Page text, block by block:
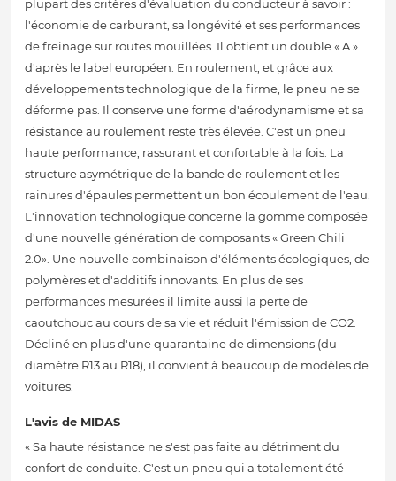
plupart des critères d'évaluation du conducteur à savoir :
l'économie de carburant, sa longévité et ses performances
de freinage sur routes mouillées. Il obtient un double « A »
d'après le label européen. En roulement, et grâce aux
développements technologique de la firme, le pneu ne se
déforme pas. Il conserve une forme d'aérodynamisme et sa
résistance au roulement reste très élevée. C'est un pneu
haute performance, rassurant et confortable à la fois. La
structure asymétrique de la bande de roulement et les
rainures d'épaules permettent un bon écoulement de l'eau.
L'innovation technologique concerne la gomme composée
d'une nouvelle génération de composants « Green Chili
2.0». Une nouvelle combinaison d'éléments écologiques, de
polymères et d'additifs innovants. En plus de ses
performances mesurées il limite aussi la perte de
caoutchouc au cours de sa vie et réduit l'émission de CO2.
Décliné en plus d'une quarantaine de dimensions (du
diamètre R13 au R18), il convient à beaucoup de modèles de
voitures.
L'avis de MIDAS
« Sa haute résistance ne s'est pas faite au détriment du
confort de conduite. C'est un pneu qui a totalement été